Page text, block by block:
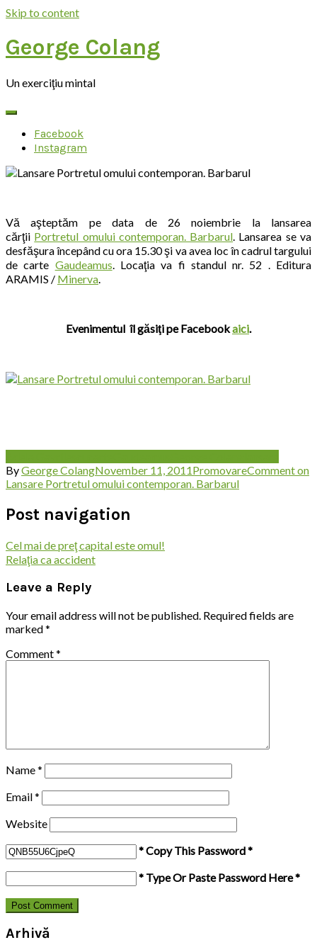
Skip to content
George Colang
Un exerciţiu mintal
Facebook
Instagram
Vă aşteptăm pe data de 26 noiembrie la lansarea
cărţii Portretul omului contemporan. Barbarul. Lansarea se va
desfăşura începând cu ora 15.30 şi va avea loc în cadrul targului
de carte Gaudeamus. Locaţia va fi standul nr. 52 . Editura
ARAMIS / Minerva.
Evenimentul îl găsiţi pe Facebookaici.
ByGeorge ColangNovember 11, 2011PromovareCommenton
Lansare Portretul omului contemporan. Barbarul
Post navigation
Cel mai de preţ capital este omul!
Relaţia ca accident
Leave a Reply
Your email address will not be published. Required fields are
marked*
Comment*
Name*
Email*
Website
* Copy This Password *
* Type Or Paste Password Here *
Arhivă